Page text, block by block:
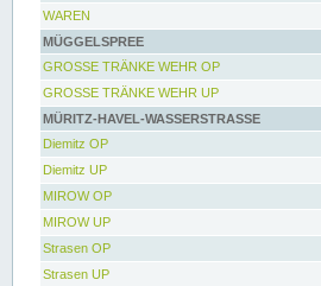
WAREN
MÜGGELSPREE
GROSSE TRÄNKE WEHR OP
GROSSE TRÄNKE WEHR UP
MÜRITZ-HAVEL-WASSERSTRASSE
Diemitz OP
Diemitz UP
MIROW OP
MIROW UP
Strasen OP
Strasen UP